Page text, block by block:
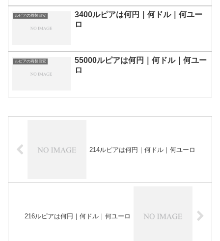
ルピアの両替目安
3400ルピアは何円｜何ドル｜何ユー
ロ
ルピアの両替目安
55000ルピアは何円｜何ドル｜何ユー
ロ
214ルピアは何円｜何ドル｜何ユーロ
216ルピアは何円｜何ドル｜何ユーロ